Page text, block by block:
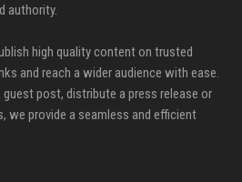
authority.
high quality content on trusted
and reach a wider audience with ease.
post, distribute a press release or
we provide a seamless and efficient